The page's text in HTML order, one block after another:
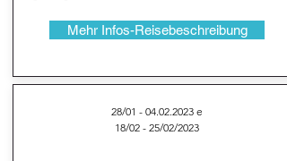
Mehr Infos-Reisebeschreibung
28/01 - 04.02.2023 e
18/02 - 25/02/2023